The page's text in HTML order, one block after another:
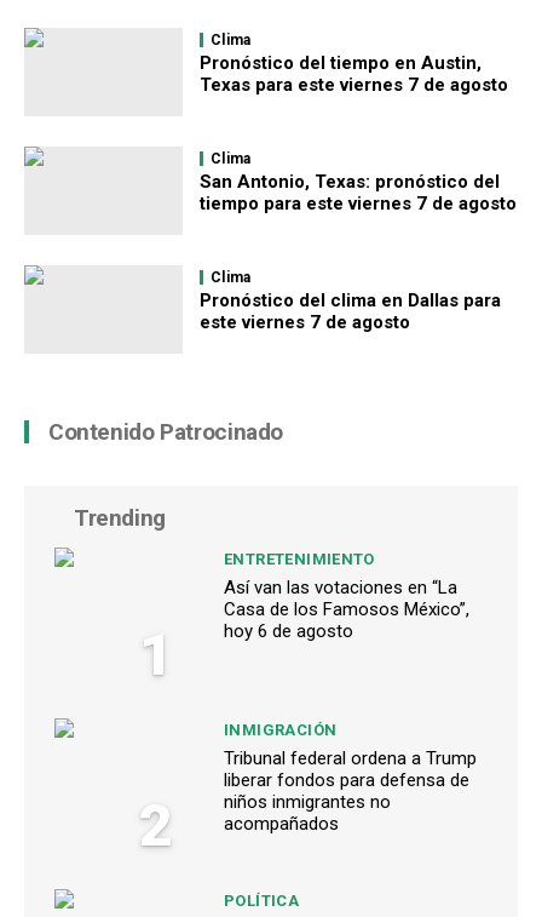
Clima
Pronóstico del tiempo en Austin,
Texas para este viernes 7 de agosto
Clima
San Antonio, Texas: pronóstico del
tiempo para este viernes 7 de agosto
Clima
Pronóstico del clima en Dallas para
este viernes 7 de agosto
Contenido Patrocinado
Trending
1
ENTRETENIMIENTO
Así van las votaciones en “La
Casa de los Famosos México”,
hoy 6 de agosto
2
INMIGRACIÓN
Tribunal federal ordena a Trump
liberar fondos para defensa de
niños inmigrantes no
acompañados
POLÍTICA